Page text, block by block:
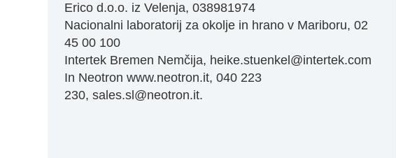
Erico d.o.o. iz Velenja, 038981974
Nacionalni laboratorij za okolje in hrano v Mariboru, 02
45 00 100
Intertek Bremen Nemčija, heike.stuenkel@intertek.com
In Neotron www.neotron.it, 040 223
230, sales.sl@neotron.it.